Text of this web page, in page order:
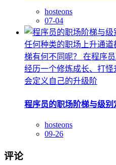
hosteons
07-04
任何种类的职场上升通
梯有何不同呢？ 在程序
经历一个修炼成长、打
会定义自己的升级阶
程序员的职场阶梯与级别
hosteons
09-26
评论